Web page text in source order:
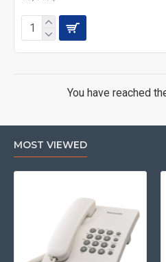
You have reached
MOST VIEWED